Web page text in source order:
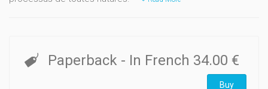
Paperback - In French 34.00 €
Buy